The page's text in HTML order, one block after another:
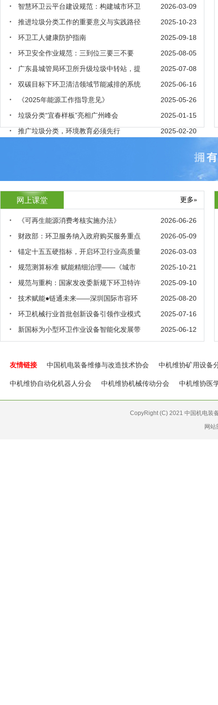
智慧环卫云平台建设规范：构建城市环卫
2026-03-09
推进垃圾分类工作的重要意义与实践路径
2025-10-23
环卫工人健康防护指南
2025-09-18
环卫安全作业规范：三到位三要三不要
2025-08-05
广东县城管局环卫所升级垃圾中转站，提
2025-07-08
双碳目标下环卫清洁领域节能减排的系统
2025-06-16
《2025年能源工作指导意见》
2025-05-26
垃圾分类“宜春样板”亮相广州峰会
2025-01-15
推广垃圾分类，环境教育必须先行
2025-02-20
网上课堂 更多»
《可再生能源消费考核实施办法》
2026-06-26
财政部：环卫服务纳入政府购买服务重点
2026-05-09
锚定十五五硬指标，开启环卫行业高质量
2026-03-03
规范测算标准 赋能精细治理——《城市
2025-10-21
规范与重构：国家发改委新规下环卫特许
2025-09-10
技术赋能●链通未来——深圳国际市容环
2025-08-20
环卫机械行业首批创新设备引领作业模式
2025-07-16
新国标为小型环卫作业设备智能化发展带
2025-06-12
友情链接 中国机电装备维修与改造技术协会 中机维协矿用设备
中机维协自动化机器人分会 中机维协机械传动分会 中机维协医
CopyRight (C) 2021 中国机电装
网